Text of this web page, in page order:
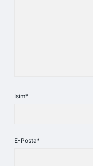
İsim*
E-Posta*